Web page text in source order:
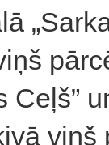
Ceļš”